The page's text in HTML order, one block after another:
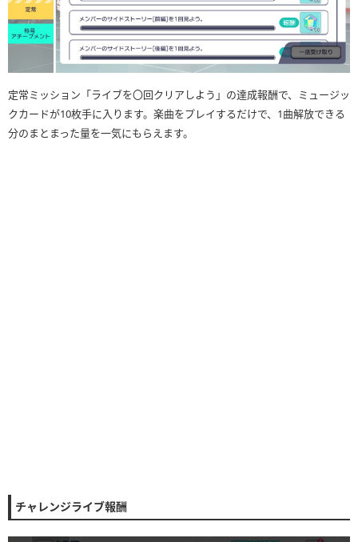
定常ミッション「ライブを〇回クリアしよう」の達成報酬で、ミュージッ
クカードが10枚手に入ります。楽曲をプレイするだけで、1曲解放できる
分のまとまった量を一気にもらえます。
チャレンジライブ報酬